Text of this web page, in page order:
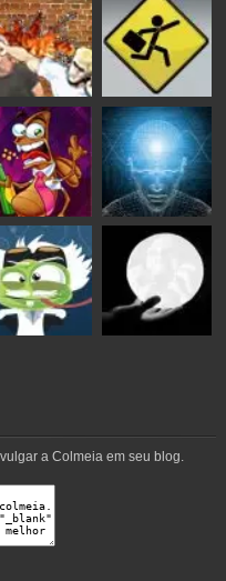
a Colmeia em seu blog.